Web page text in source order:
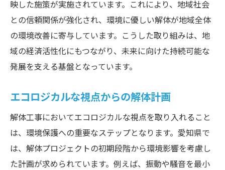
映した施策が実施されています。これにより、地域社会
との信頼関係が強化され、環境に優しい解体が地域全体
の環境改善に寄与しています。こうした取り組みは、地
域の経済活性化にもつながり、未来に向けた持続可能な
発展を支える基盤となっています。
エコロジカルな視点からの解体計画
解体工事においてエコロジカルな視点を取り入れること
は、環境保護への重要なステップとなります。愛知県で
は、解体プロジェクトの初期段階から環境影響を考慮し
た計画が求められています。例えば、振動や騒音を最小